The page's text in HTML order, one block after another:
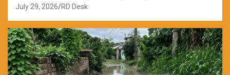
July 29, 2026 RD Desk